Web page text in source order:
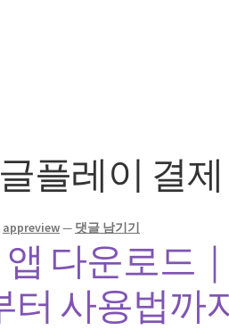
플레이 결제
appreview— 댓글 남기기
다운로드
터 사용법까